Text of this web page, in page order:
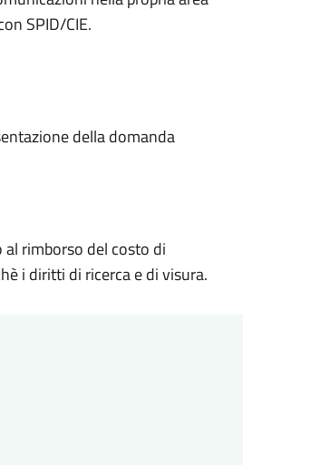
SPID/CIE.
della domanda
rimborso del costo di
i diritti di ricerca e di visura.